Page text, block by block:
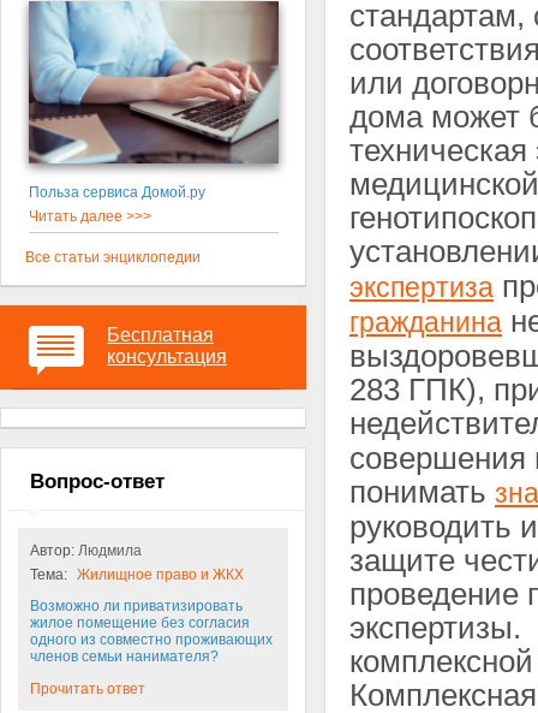
Польза сервиса Домой.ру
Читать далее >>>
Все статьи энциклопедии
Бесплатная
консультация
Вопрос-ответ
Автор: Людмила
Тема: Жилищное право и ЖКХ
Возможно ли приватизировать
жилое помещение без согласия
одного из совместно проживающих
членов семьи нанимателя?
Прочитать ответ
стандартам,
или
дома может
экспертиза
гражданина
283 ГПК),
совершения
понимать
руководить
защите
проведение